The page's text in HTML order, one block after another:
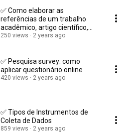
✅ Como elaborar as
referências de um trabalho
acadêmico, artigo científico,
TCC
250 views 2 years ago
✅ Pesquisa survey: como
aplicar questionário online
420 views 2 years ago
✅ Tipos de Instrumentos de
Coleta de Dados
859 views 2 years ago